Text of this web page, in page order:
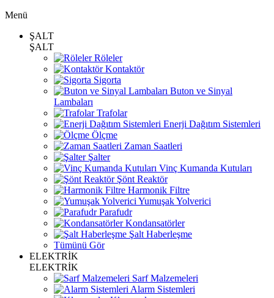
Menü
ŞALT
ŞALT
Röleler
Kontaktör
Sigorta
Buton ve Sinyal
Lambaları
Trafolar
Enerji Dağıtım Sistemleri
Ölçme
Zaman Saatleri
Şalter
Vinç Kumanda Kutuları
Şönt Reaktör
Harmonik Filtre
Yumuşak Yolverici
Parafudr
Kondansatörler
Şalt Haberleşme
Tümünü Gör
ELEKTRİK
ELEKTRİK
Sarf Malzemeleri
Alarm Sistemleri